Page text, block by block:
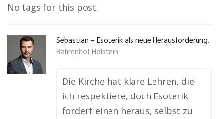
No tags for this post.
Sebastian – Esoterik als neue Herausforderung.
Bahrenhof Holstein
Die Kirche hat klare Lehren, die
ich respektiere, doch Esoterik
fordert einen heraus, selbst zu